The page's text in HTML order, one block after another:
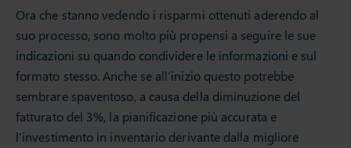
Ora che stanno vedendo i risparmi ottenuti aderendo al
suo processo, sono molto più propensi a seguire le sue
indicazioni su quando condividere le informazioni e sul
formato stesso. Anche se all’inizio questo potrebbe
sembrare spaventoso, a causa della diminuzione del
fatturato del 3%, la pianificazione più accurata e
l’investimento in inventario derivante dalla migliore